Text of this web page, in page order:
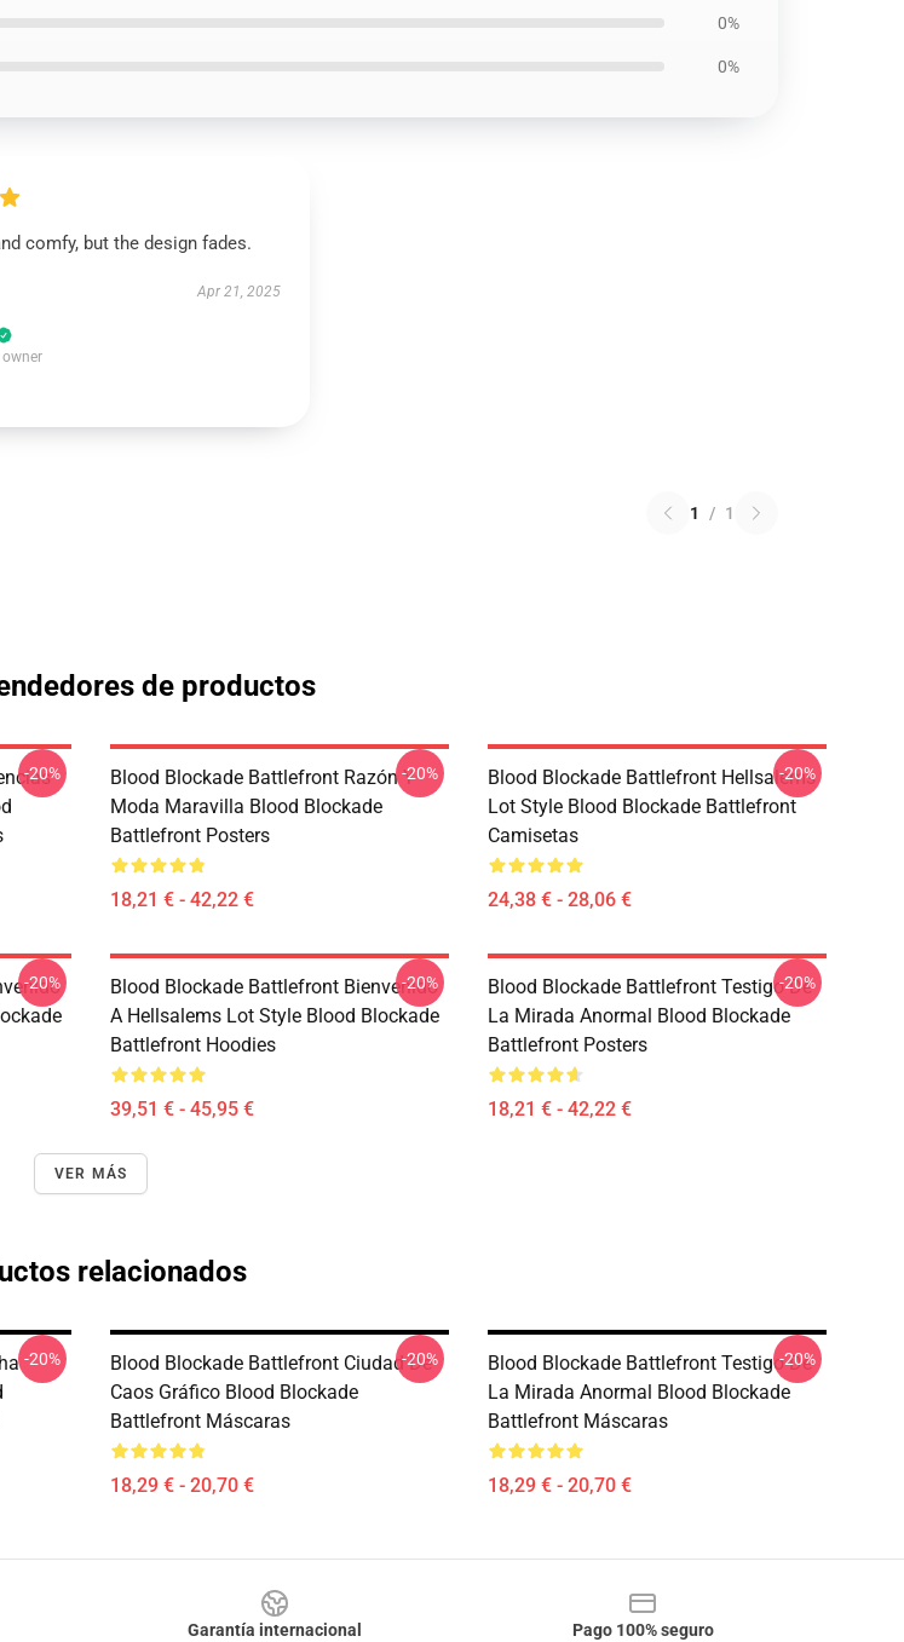
0%
0%
comfy, but the design fades.
Apr 21, 2025
1 / 1
de productos
-20%
Blood Blockade Battlefront Razón Y
Moda Maravilla Blood Blockade
Battlefront Posters
18,21 € - 42,22 €
-20%
Blood Blockade Battlefront Hellsalems
Lot Style Blood Blockade Battlefront
Camisetas
24,38 € - 28,06 €
-20%
-20%
Blood Blockade Battlefront Bienvenido
A Hellsalems Lot Style Blood Blockade
Battlefront Hoodies
39,51 € - 45,95 €
-20%
Blood Blockade Battlefront Testigo De
La Mirada Anormal Blood Blockade
Battlefront Posters
18,21 € - 42,22 €
-20%
VER MÁS
relacionados
-20%
Blood Blockade Battlefront Ciudad De
Caos Gráfico Blood Blockade
Battlefront Máscaras
18,29 € - 20,70 €
-20%
Blood Blockade Battlefront Testigo De
La Mirada Anormal Blood Blockade
Battlefront Máscaras
18,29 € - 20,70 €
-20%
Garantía internacional Pago 100% seguro